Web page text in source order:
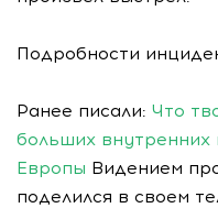
Подробности
Ранее писали: Что
больших внутренних
Европы Видением
поделился в своем